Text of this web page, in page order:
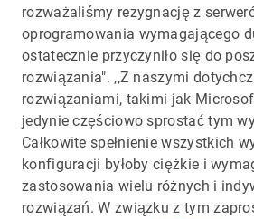
rozważaliśmy rezygnację z
oprogramowania wymagającego
ostatecznie przyczyniło się do
rozwiązania". ,,Z naszymi
rozwiązaniami, takimi jak
jedynie częściowo sprostać tym
Całkowite spełnienie wszystkich
konfiguracji byłoby ciężkie i
zastosowania wielu różnych i
rozwiązań. W związku z tym